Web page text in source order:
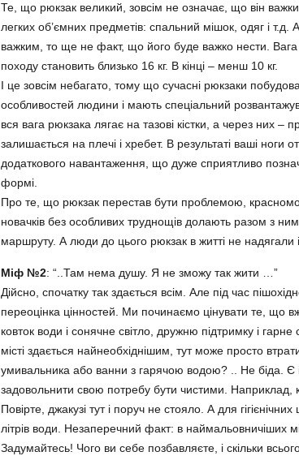
Те, що рюкзак великий, зовсім не означає, що він
легких об’ємних предметів: спальний мішок, одяг і т.д.
важким, то ще не факт, що його буде важко нести.
походу становить близько 16 кг. В кінці – менш 10 кг.
І це зовсім небагато, тому що сучасні рюкзаки
особливостей людини і мають спеціальний
вся вага рюкзака лягає на тазові кістки, а через них –
залишається на плечі і хребет. В результаті ваші ноги
додаткового навантаження, що дуже сприятливо
формі.
Про те, що рюкзак перестав бути проблемою,
новачків без особливих труднощів долають разом з
маршруту. А люди до цього рюкзак в житті не
Міф №2: “..Там нема душу. Я не зможу так жити …”
Дійсно, спочатку так здається всім. Але під час
переоцінка цінностей. Ми починаємо цінувати те, що
ковток води і сонячне світло, дружню підтримку і
місті здається найнеобхіднішим, тут може просто
умивальника або ванни з гарячою водою? .. Не біда. Є
задовольнити свою потребу бути чистими. Наприклад,
Повірте, джакузі тут і поруч не стояло. А для
літрів води. Незаперечний факт: в наймальовничіших
Задумайтесь! Чого ви себе позбавляєте, і скільки